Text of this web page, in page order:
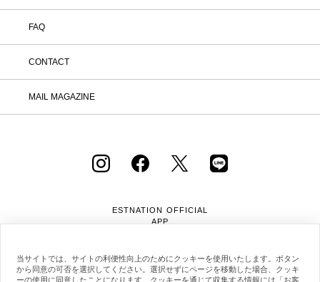
FAQ
CONTACT
MAIL MAGAZINE
ESTNATION OFFICIAL
APP
当サイトでは、サイトの利便性向上のためにクッキーを使用いたします。ボタン
から同意の可否を選択してください。選択せずにページを移動した場合、クッキ
ーの使用に同意したことになります。クッキーを通じて収集する情報には「お客